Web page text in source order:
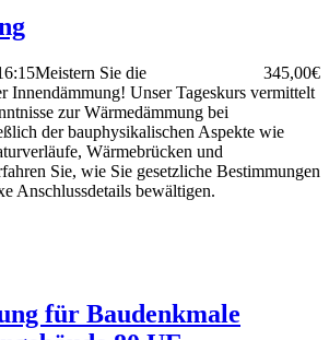
345,00€
Meistern Sie die
Innendämmung! Unser Tageskurs vermittelt
zur Wärmedämmung bei
der bauphysikalischen Aspekte wie
Wärmebrücken und
Sie, wie Sie gesetzliche Bestimmungen
Anschlussdetails bewältigen.
für Baudenkmale